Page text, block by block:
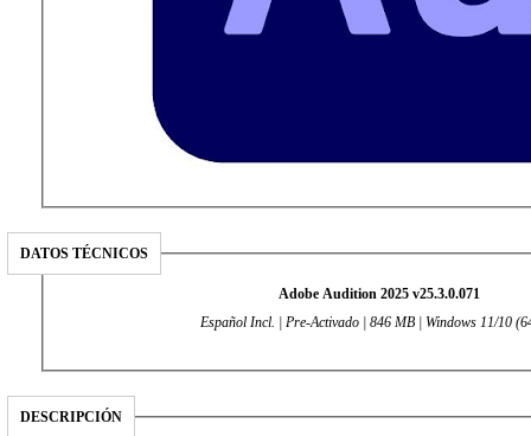
DATOS TÉCNICOS
Adobe Audition 2025 v25.3.0.071
Español Incl. | Pre-Activado | 846 MB | Windows 11/10
DESCRIPCIÓN